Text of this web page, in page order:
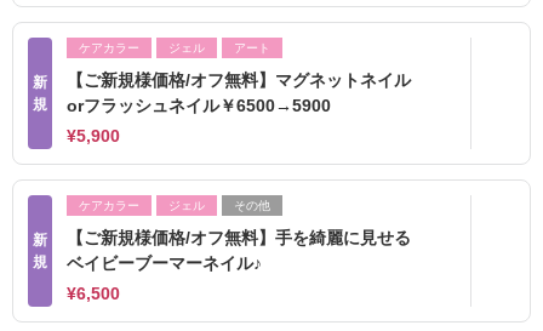
新
規
ケアカラー ジェル アート
【ご新規様価格/オフ無料】マグネットネイル
orフラッシュネイル￥6500→5900
¥5,900
新
規
ケアカラー ジェル その他
【ご新規様価格/オフ無料】手を綺麗に見せる
ベイビーブーマーネイル♪
¥6,500